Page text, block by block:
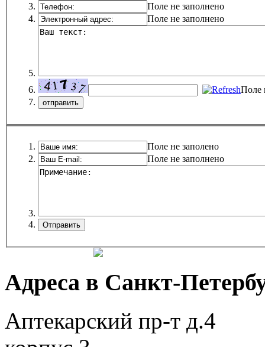
Поле не заполнено
Поле не заполнено
Поле
Поле не заполено
Поле не заполнено
Адреса в Санкт-
Аптекарский пр-т д.4